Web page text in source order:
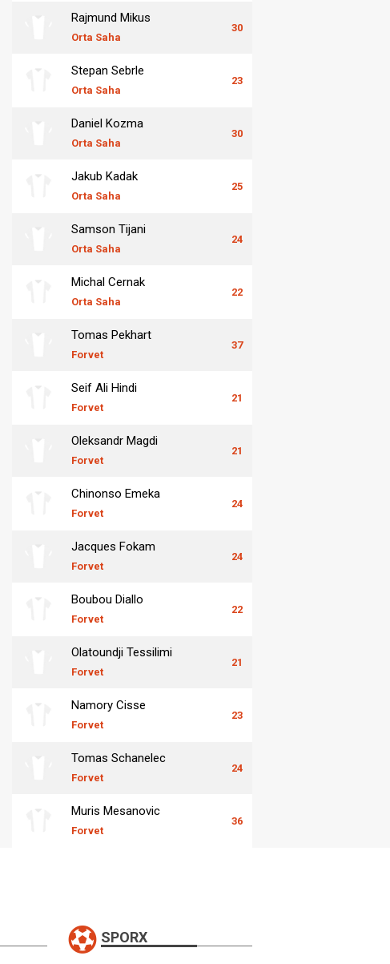
Rajmund Mikus
Orta Saha
30
Stepan Sebrle
Orta Saha
23
Daniel Kozma
Orta Saha
30
Jakub Kadak
Orta Saha
25
Samson Tijani
Orta Saha
24
Michal Cernak
Orta Saha
22
Tomas Pekhart
Forvet
37
Seif Ali Hindi
Forvet
21
Oleksandr Magdi
Forvet
21
Chinonso Emeka
Forvet
24
Jacques Fokam
Forvet
24
Boubou Diallo
Forvet
22
Olatoundji Tessilimi
Forvet
21
Namory Cisse
Forvet
23
Tomas Schanelec
Forvet
24
Muris Mesanovic
Forvet
36
SPORX